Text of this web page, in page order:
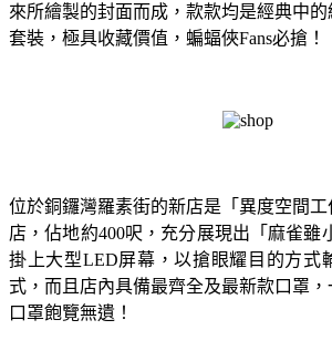
來所繪製的封面而成，款款均是經典中的
套裝，極具收藏價值，蝙蝠俠Fans必搶！
位於銅鑼灣羅素街的新店是「異度空間
店，佔地約400呎，充分展現出「麻雀雖
掛上大型LED屏幕，以搶眼耀目的方式
式，而且店內具備最齊全及最新款口罩
口罩飽覽無遺！